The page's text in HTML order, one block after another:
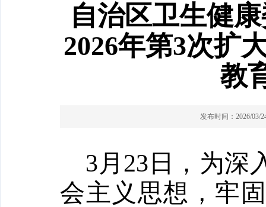
自治区卫生健
2026年第3次扩
教
发布时间：2026/03/
3 月 23 日， 为深
会主义思想，牢